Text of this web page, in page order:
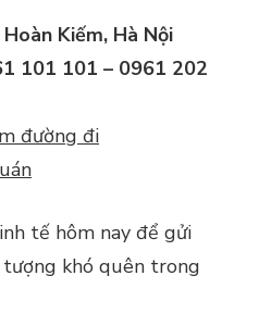
Kiếm, Hà Nội
101 101 – 0961 202
đường đi
tế hôm nay để gửi
khó quên trong